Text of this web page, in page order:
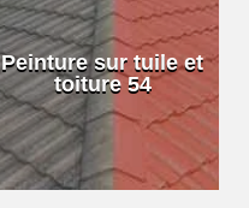
Peinture sur tuile et
toiture 54